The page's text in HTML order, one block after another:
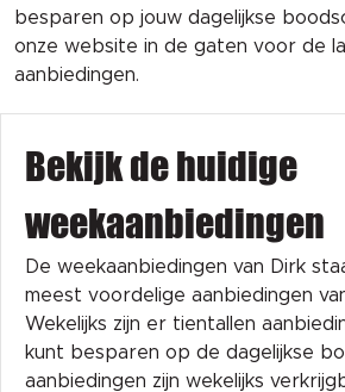
besparen op jouw dagelijkse
onze website in de gaten voor de
aanbiedingen.
Bekijk de huidige
weekaanbiedingen
De weekaanbiedingen van Dirk
meest voordelige aanbiedingen
Wekelijks zijn er tientallen
kunt besparen op de dagelijkse
aanbiedingen zijn wekelijks